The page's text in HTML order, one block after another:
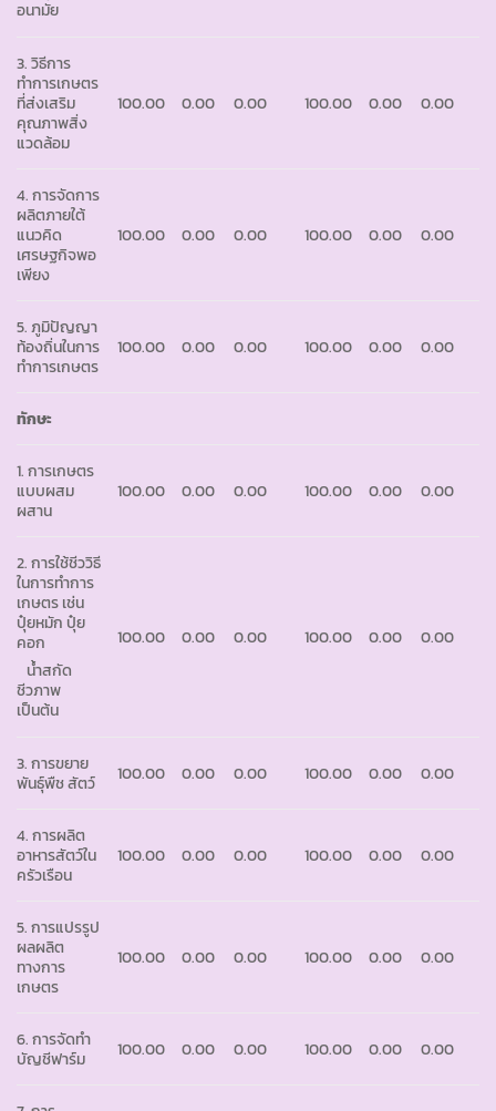
อนามัย
3. วิธีการ
ทำการเกษตร
ที่ส่งเสริม
คุณภาพสิ่ง
แวดล้อม
100.00 0.00 0.00 100.00 0.00 0.00
4. การจัดการ
ผลิตภายใต้
แนวคิด
เศรษฐกิจพอ
เพียง
100.00 0.00 0.00 100.00 0.00 0.00
5. ภูมิปัญญา
ท้องถิ่นในการ
ทำการเกษตร
100.00 0.00 0.00 100.00 0.00 0.00
ทักษะ
1. การเกษตร
แบบผสม
ผสาน
100.00 0.00 0.00 100.00 0.00 0.00
2. การใช้ชีววิธี
ในการทำการ
เกษตร เช่น
ปุ๋ยหมัก ปุ๋ย
คอก
น้ำสกัด
ชีวภาพ
เป็นต้น
100.00 0.00 0.00 100.00 0.00 0.00
3. การขยาย
พันธุ์พืช สัตว์
100.00 0.00 0.00 100.00 0.00 0.00
4. การผลิต
อาหารสัตว์ใน
ครัวเรือน
100.00 0.00 0.00 100.00 0.00 0.00
5. การแปรรูป
ผลผลิต
ทางการ
เกษตร
100.00 0.00 0.00 100.00 0.00 0.00
6. การจัดทำ
บัญชีฟาร์ม
100.00 0.00 0.00 100.00 0.00 0.00